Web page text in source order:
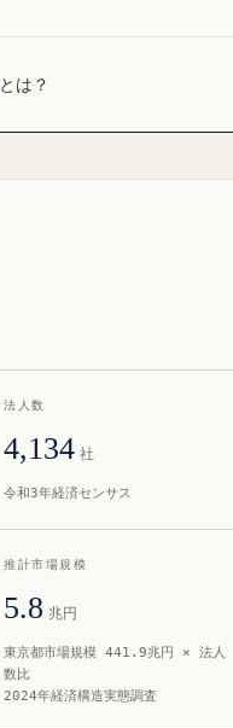
は？
法人数
4,134 社
令和3年経済センサス
推計市場規模
5.8 兆円
東京都市場規模 441.9兆円 × 法人
数比
2024年経済構造実態調査